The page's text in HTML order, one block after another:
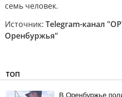
семь человек.
Источник: Telegram-канал
Оренбуржья"
ТОП
В Оренбуржье